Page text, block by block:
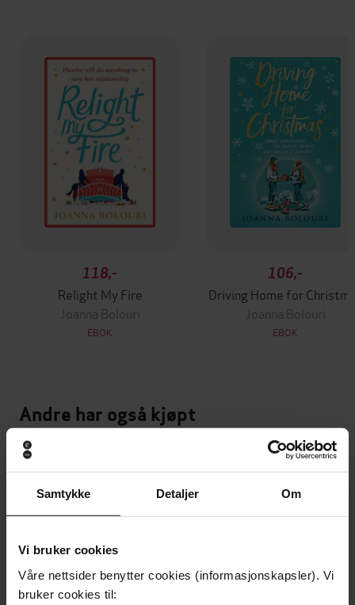
Samtykke Detaljer Om
Vi bruker cookies
Våre nettsider benytter cookies (informasjonskapsler). Vi
bruker cookies til:
118,-
Relight My Fire
Joanna Bolouri
EBOK
106,-
Driving Home for
Joanna Bolouri
EBOK
Andre har også kjøpt
Premium